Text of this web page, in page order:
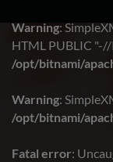
Warning:
HTML PUBLIC
/opt/bitnami/
Warning:
/opt/bitnami/
Fatal error: